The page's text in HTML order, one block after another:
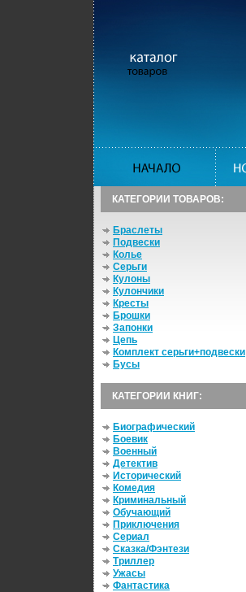
КАТЕГОРИИ ТОВАРОВ:
Браслеты
Подвески
Колье
Серьги
Кулоны
Кулончики
Кресты
Брошки
Запонки
Цепь
Комплект серьги+подвески
Бусы
КАТЕГОРИИ КНИГ:
Биографический
Боевик
Военный
Детектив
Исторический
Комедия
Криминальный
Обучающий
Приключения
Сериал
Сказка/Фэнтези
Триллер
Ужасы
Фантастика